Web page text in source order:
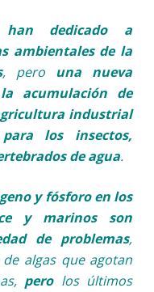
han dedicado a
ambientales de la
, pero una nueva
acumulación de
industrial
los insectos,
de agua.
y fósforo en los
y marinos son
de problemas,
algas que agotan
perolos últimos